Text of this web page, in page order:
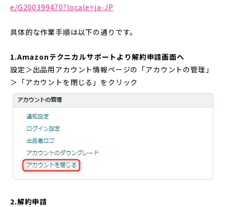
e/G200399470?locale=ja-JP
具体的な作業手順は以下の通りです。
1.Amazonテクニカルサポートより解約申請画面へ
設定＞出品用アカウント情報ページの「アカウントの管理」
＞「アカウントを閉じる」をクリック
2.解約申請